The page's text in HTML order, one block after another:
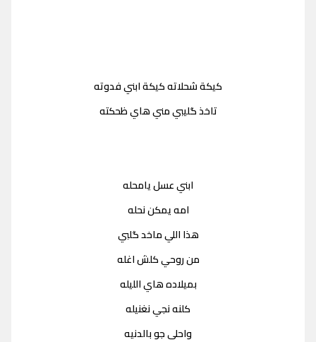
كيكة شحلاته كيكة ابني فدوته
تاخذ گليبي مني هاي ظحكته
ابني عسل يامحله
امه يمكن نحله
هذا اللي ماخد گلبي
من روحي كلش اغله
بميلاده هاي الليله
كلنه نجي نغنيله
واحلى جو بالدنيه